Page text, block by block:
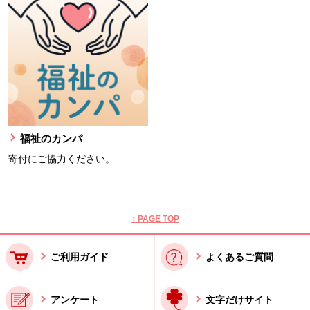
福祉のカンパ
寄付にご協力ください。
↑ PAGE TOP
ご利用ガイド よくあるご質問
アンケート 文字だけサイト